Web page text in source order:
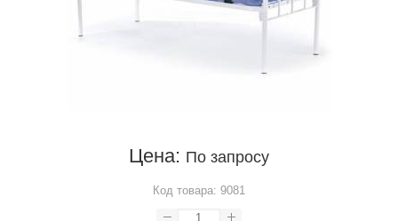
Цена: По запросу
Код товара: 9081